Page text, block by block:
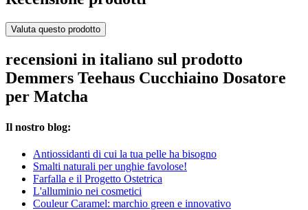
Valuta questo prodotto
recensioni in italiano sul prodotto
Demmers Teehaus Cucchiaino Dosatore
per Matcha
Il nostro blog:
Antiossidanti di cui la tua pelle ha bisogno
Smalti naturali per unghie favolose!
Farfalla e il Progetto Ostetrica
L'alluminio nei cosmetici
Couleur Caramel: marchio green e innovativo